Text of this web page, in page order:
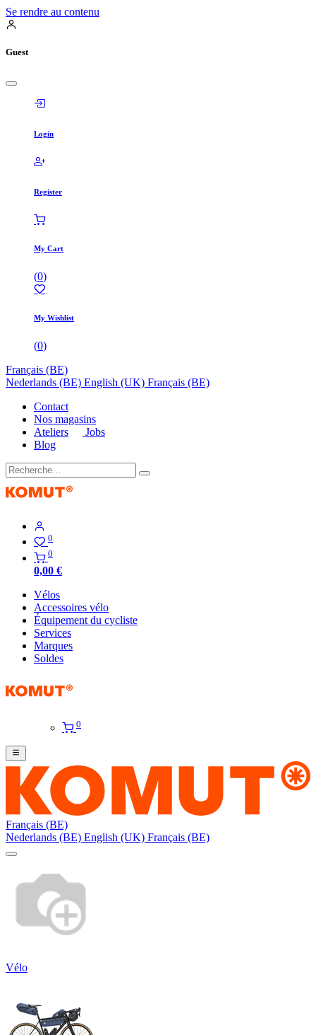
Se rendre au contenu
Guest
Login
Register
My Cart
(0)
My Wishlist
(0)
Français (BE)
Nederlands (BE) English (UK) Français (BE)
Contact
Nos magasins
Ateliers
Jobs
Blog
0
0
0,00 €
Vélos
Accessoires vélo
Équipement du cycliste
Services
Marques
Soldes
0
Français (BE)
Nederlands (BE) English (UK) Français (BE)
Vélo